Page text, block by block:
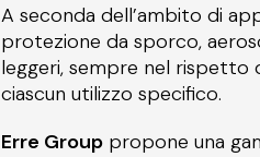
A seconda dell’ambito di
protezione da sporco,
leggeri, sempre nel
ciascun utilizzo specifico.
Erre Group propone una